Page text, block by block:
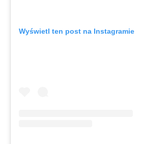
Wyświetl ten post na Instagramie